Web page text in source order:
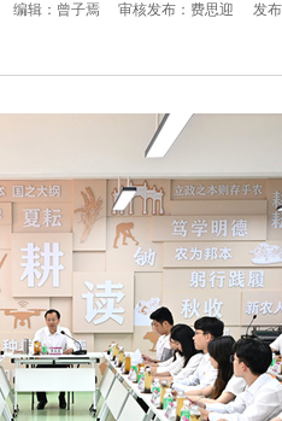
编辑：曾子焉 审核发布：费思迎 发